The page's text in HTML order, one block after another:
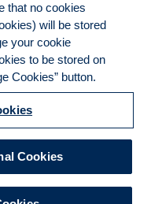
Rights
CookiesCookies Policy
LLC. All rights reserved
that no cookies
will be stored
your cookie
to be stored on
Cookies” button.
Cookies